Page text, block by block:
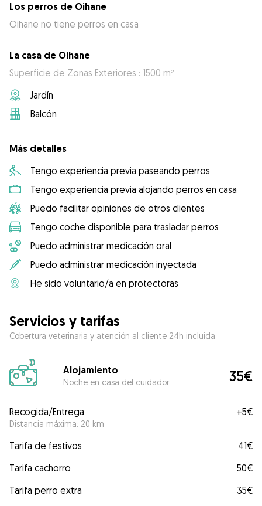
Los perros de Oihane
Oihane no tiene perros en casa
La casa de Oihane
Superficie de Zonas Exteriores : 1500 m²
Jardín
Balcón
Más detalles
Tengo experiencia previa paseando perros
Tengo experiencia previa alojando perros en casa
Puedo facilitar opiniones de otros clientes
Tengo coche disponible para trasladar perros
Puedo administrar medicación oral
Puedo administrar medicación inyectada
He sido voluntario/a en protectoras
Servicios y tarifas
Cobertura veterinaria y atención al cliente 24h incluida
Alojamiento
Noche en casa del cuidador 35€
Recogida/Entrega
Distancia máxima: 20 km
+5€
Tarifa de festivos
41€
Tarifa cachorro
50€
Tarifa perro extra
35€